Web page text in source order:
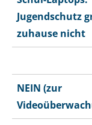
Jugendschutz
zuhause nicht
NEIN (zur